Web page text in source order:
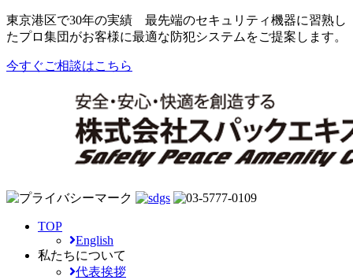
東京港区で30年の実績 最先端のセキュリティ機器に習熟し
たプロ集団がお客様に最適な防犯システムをご提案します。
今すぐご相談はこちら
TOP
English
私たちについて
代表挨拶